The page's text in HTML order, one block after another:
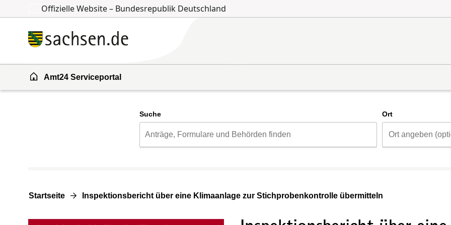
Zum Inhalt springen
Zur Suche springen
Offizielle Website – Bundesrepublik Deutschland
Amt24 Serviceportal
Suche Ort
Startseite Inspektionsbericht über eine Klimaanlage zur Stichprobenkontrolle übermitteln